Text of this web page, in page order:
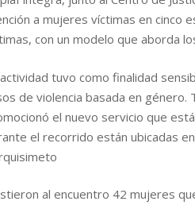
a mujeres víctimas en cinco
con un modelo que aborda
tuvo como finalidad
de violencia basada en
el nuevo servicio que
el recorrido están ubicadas
al encuentro 42 mujeres